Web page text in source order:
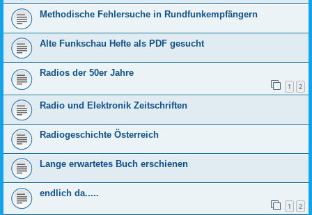
Methodische Fehlersuche in Rundfunkempfängern
Alte Funkschau Hefte als PDF gesucht
Radios der 50er Jahre
1 2
Radio und Elektronik Zeitschriften
Radiogeschichte Österreich
Lange erwartetes Buch erschienen
endlich da.....
1 2